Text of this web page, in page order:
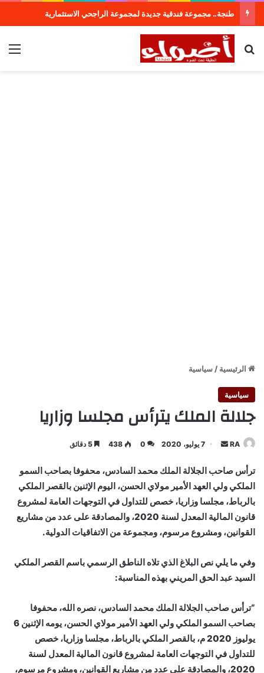
طنجة.. مجموعة فندقية جديدة لمجموعة الراجحي الاستثمارية
بحث عن
الرئيسية / سياسية
سياسية
جلالة الملك يترأس مجلسا وزاريا
RA
أرسل
إلكترونيا
7 يوليو، 2020 0
438
ترأس صاحب الجلالة الملك محمد السادس، محفوفا بصاحب السمو
الملكي ولي العهد الأمير مولاي الحسن، اليوم الإثنين بالقصر الملكي
بالرباط، مجلسا وزاريا، خصص للتداول في التوجهات العامة لمشروع
قانون المالية المعدل لسنة 2020، والمصادقة على عدد من مشاريع
القوانين، ومشروع مرسوم، ومجموعة من الاتفاقيات الدولية.
وفي ما يلي نص البلاغ الذي تلاه الناطق الرسمي باسم القصر الملكي
السيد عبد الحق المريني بهذه المناسبة:
“ترأس صاحب الجلالة الملك محمد السادس، نصره الله، محفوفا
بصاحب السمو الملكي ولي العهد الأمير مولاي الحسن، يومه الإثنين 6
يوليوز 2020 م، بالقصر الملكي بالرباط، مجلسا وزاريا، خصص
للتداول في التوجهات العامة لمشروع قانون المالية المعدل لسنة
2020، والمصادقة على عدد من مشاريع القوانين، ومشروع مرسوم،